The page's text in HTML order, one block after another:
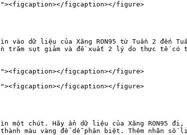
figcaption></figure>
dữ liệu của Xăng RON95 từ Tuần 2 đến
trăm sụt giảm và đề xuất 2 lý do thực tế
figcaption></figure>
figcaption></figure>
một chút. Hãy ẩn dữ liệu của Xăng RON95
thành màu vàng để dễ phân biệt. Thêm nhãn